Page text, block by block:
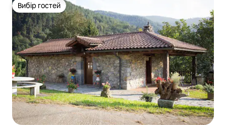
Вибір гостей
Вибір гостей